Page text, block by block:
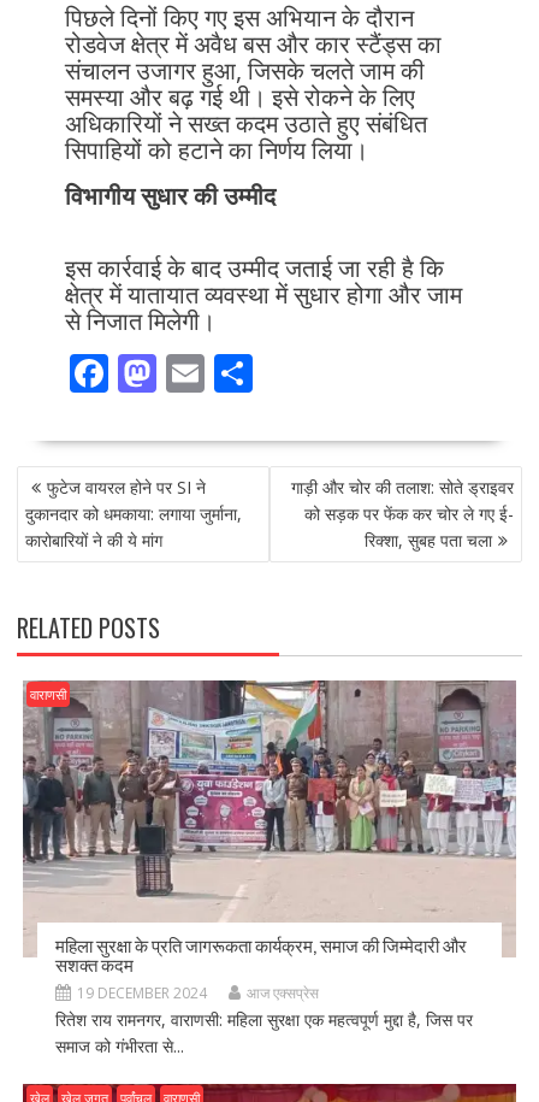
पिछले दिनों किए गए इस अभियान के दौरान
रोडवेज क्षेत्र में अवैध बस और कार स्टैंड्स का
संचालन उजागर हुआ, जिसके चलते जाम की
समस्या और बढ़ गई थी। इसे रोकने के लिए
अधिकारियों ने सख्त कदम उठाते हुए संबंधित
सिपाहियों को हटाने का निर्णय लिया।
विभागीय सुधार की उम्मीद
इस कार्रवाई के बाद उम्मीद जताई जा रही है कि
क्षेत्र में यातायात व्यवस्था में सुधार होगा और जाम
से निजात मिलेगी।
F
e
b
o
o
k
M
to
d
o
n
E
ai
l
S
ar
POST
NAVIGATION
फुटेज वायरल होने पर SI ने
दुकानदार को धमकाया: लगाया जुर्माना,
कारोबारियों ने की ये मांग
गाड़ी और चोर की तलाश: सोते ड्राइवर
को सड़क पर फेंक कर चोर ले गए ई-
रिक्शा, सुबह पता चला
RELATED POSTS
वाराणसी
महिला सुरक्षा के प्रति जागरूकता कार्यक्रम, समाज की जिम्मेदारी और
सशक्त कदम
19 DECEMBER 2024 आज एक्सप्रेस
रितेश राय रामनगर, वाराणसी: महिला सुरक्षा एक महत्वपूर्ण मुद्दा है, जिस पर
समाज को गंभीरता से...
खेल खेल जगत पूर्वांचल वाराणसी